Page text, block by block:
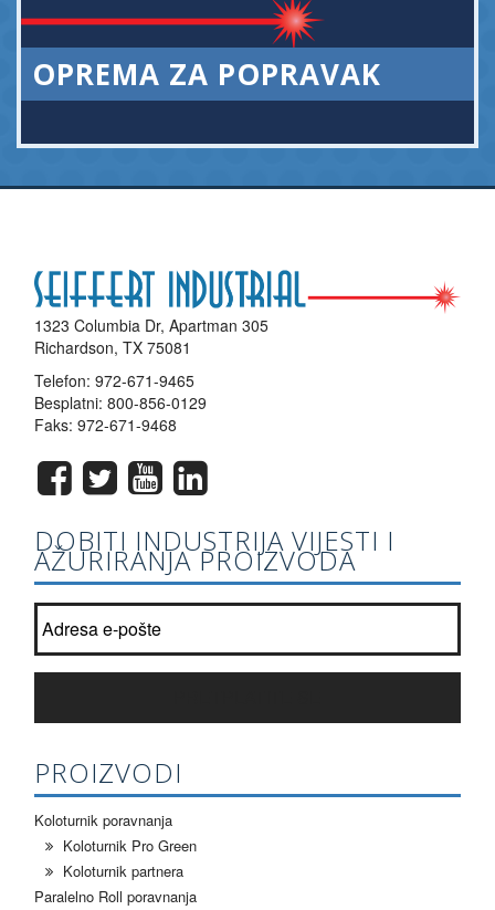
OPREMA ZA POPRAVAK
1323 Columbia Dr, Apartman 305
Richardson, TX 75081
Telefon: 972-671-9465
Besplatni: 800-856-0129
Faks: 972-671-9468
DOBITI INDUSTRIJA VIJESTI I
AŽURIRANJA PROIZVODA
Pridružite se naš popis newsletter? *
PROIZVODI
Koloturnik poravnanja
Koloturnik Pro Green
Koloturnik partnera
Paralelno Roll poravnanja